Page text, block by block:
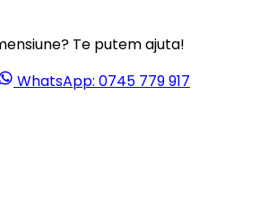
Te putem ajuta!
WhatsApp: 0745 779 917